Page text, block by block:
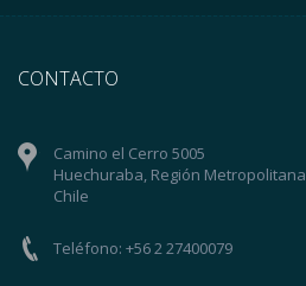
CONTACTO
Camino el Cerro 5005
Huechuraba, Región Metropolitana
Chile
Teléfono: +56 2 27400079